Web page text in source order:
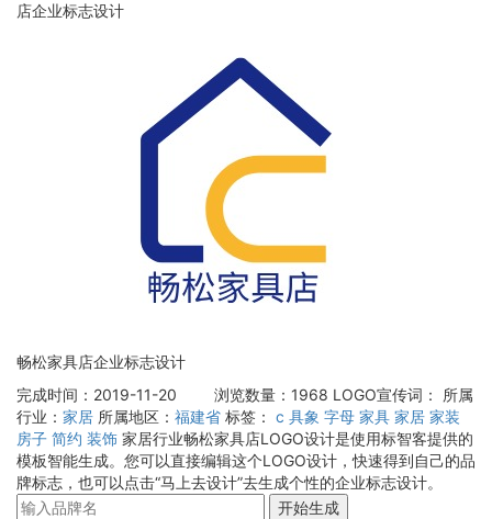
店企业标志设计
畅松家具店企业标志设计
完成时间：2019-11-20
浏览数量：1968 LOGO宣传词：
所属
行业： 家居 所属地区： 福建省 标签： c 具象 字母 家具 家居 家装
房子 简约 装饰 家居行业畅松家具店LOGO设计是使用标智客提供的
模板智能生成。您可以直接编辑这个LOGO设计，快速得到自己的品
牌标志，也可以点击“马上去设计”去生成个性的企业标志设计。
开始生成